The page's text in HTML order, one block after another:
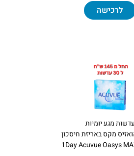
לרכישה
עדשות מגע יומיות
מקס באריזת חיסכון
1Day Acuvue Oasys